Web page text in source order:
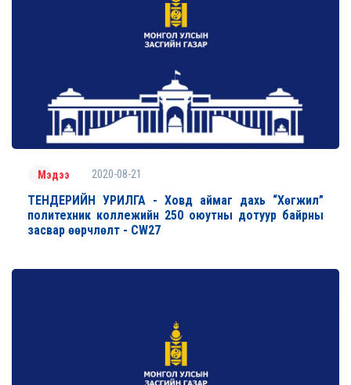
Мэдээ 2020-08-21
ТЕНДЕРИЙН УРИЛГА - Ховд аймаг дахь “Хөгжил”
политехник коллежийн 250 оюутны дотуур байрны
засвар өөрчлөлт - CW27